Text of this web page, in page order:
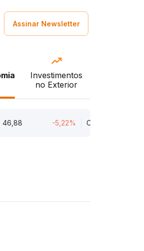
Assinar Newsletter
Investimentos
no Exterior
-5,22% CMIN3